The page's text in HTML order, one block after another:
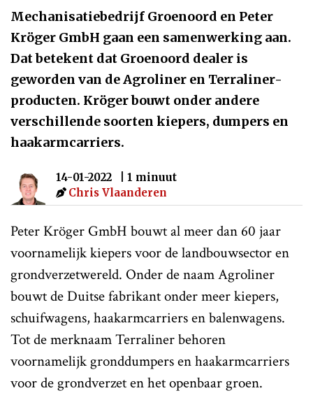
Mechanisatiebedrijf Groenoord en Peter
Kröger GmbH gaan een samenwerking aan.
Dat betekent dat Groenoord dealer is
geworden van de Agroliner en Terraliner-
producten. Kröger bouwt onder andere
verschillende soorten kiepers, dumpers en
haakarmcarriers.
14-01-2022
| 1 minuut
Chris Vlaanderen
Peter Kröger GmbH bouwt al meer dan 60 jaar
voornamelijk kiepers voor de landbouwsector en
grondverzetwereld. Onder de naam Agroliner
bouwt de Duitse fabrikant onder meer kiepers,
schuifwagens, haakarmcarriers en balenwagens.
Tot de merknaam Terraliner behoren
voornamelijk gronddumpers en haakarmcarriers
voor de grondverzet en het openbaar groen.